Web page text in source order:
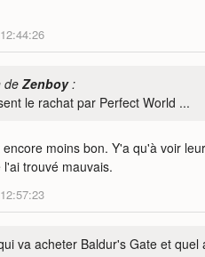
deZenboy:
le rachat par Perfect World ...
moins bon. Y'a qu'à voir
trouvé mauvais.
va acheter Baldur's Gate et